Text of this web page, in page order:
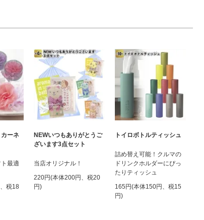
ーネ
最適
税18
NEWいつもありがとうご
ざいます3点セット
当店オリジナル！
220円(本体200円、税20
円)
トイロボトルティッシュ
詰め替え可能！クルマの
ドリンクホルダーにぴっ
たりティッシュ
165円(本体150円、税15
円)